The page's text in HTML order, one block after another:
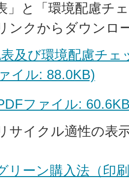
」と「環境配慮チ
ンクからダウンロ
及び環境配慮チェ
イル: 88.0KB)
ファイル:
サイクル適性の表
リーン購入法（印